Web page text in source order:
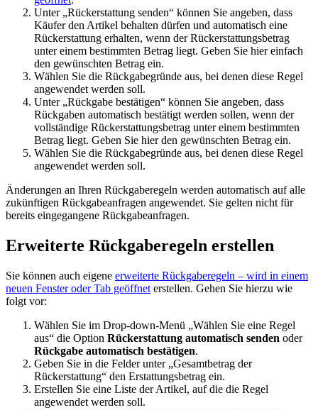
Unter „Rückerstattung senden“ können Sie angeben, dass
Käufer den Artikel behalten dürfen und automatisch eine
Rückerstattung erhalten, wenn der Rückerstattungsbetrag
unter einem bestimmten Betrag liegt. Geben Sie hier einfach
den gewünschten Betrag ein.
Wählen Sie die Rückgabegründe aus, bei denen diese Regel
angewendet werden soll.
Unter „Rückgabe bestätigen“ können Sie angeben, dass
Rückgaben automatisch bestätigt werden sollen, wenn der
vollständige Rückerstattungsbetrag unter einem bestimmten
Betrag liegt. Geben Sie hier den gewünschten Betrag ein.
Wählen Sie die Rückgabegründe aus, bei denen diese Regel
angewendet werden soll.
Änderungen an Ihren Rückgaberegeln werden automatisch auf alle
zukünftigen Rückgabeanfragen angewendet. Sie gelten nicht für
bereits eingegangene Rückgabeanfragen.
Erweiterte Rückgaberegeln erstellen
Sie können auch eigene erweiterte Rückgaberegeln – wird in einem
neuen Fenster oder Tab geöffnet erstellen. Gehen Sie hierzu wie
folgt vor:
Wählen Sie im Drop-down-Menü „Wählen Sie eine Regel
aus“ die Option Rückerstattung automatisch senden oder
Rückgabe automatisch bestätigen.
Geben Sie in die Felder unter „Gesamtbetrag der
Rückerstattung“ den Erstattungsbetrag ein.
Erstellen Sie eine Liste der Artikel, auf die die Regel
angewendet werden soll.